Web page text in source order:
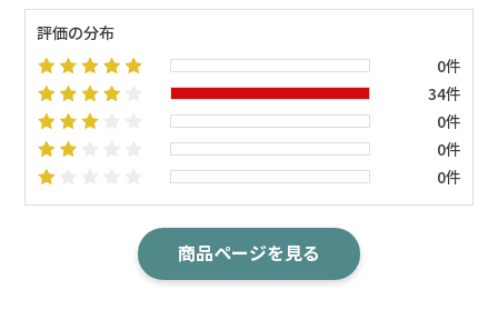
評価の分布
0件
34件
0件
0件
0件
商品ページを見る